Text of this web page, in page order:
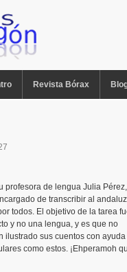
Revista Bórax
profesora de lengua Julia Pérez,
de transcribir al andaluz
todos. El objetivo de la tarea
y no una lengua, y es que no
ilustrado sus cuentos con ayuda
como estos. ¡Ehperamoh